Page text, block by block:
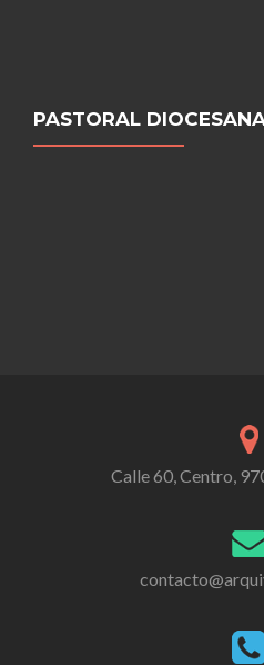
PASTORAL
Calle 60, Centro,